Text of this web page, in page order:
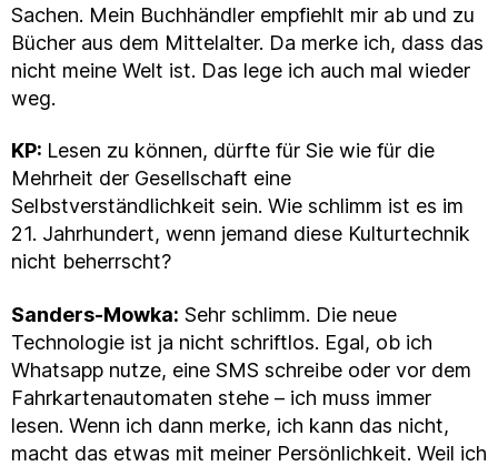
Sachen. Mein Buchhändler empfiehlt mir ab und zu
Bücher aus dem Mittelalter. Da merke ich, dass das
nicht meine Welt ist. Das lege ich auch mal wieder
weg.
KP: Lesen zu können, dürfte für Sie wie für die
Mehrheit der Gesellschaft eine
Selbstverständlichkeit sein. Wie schlimm ist es im
21. Jahrhundert, wenn jemand diese Kulturtechnik
nicht beherrscht?
Sanders-Mowka: Sehr schlimm. Die neue
Technologie ist ja nicht schriftlos. Egal, ob ich
Whatsapp nutze, eine SMS schreibe oder vor dem
Fahrkartenautomaten stehe – ich muss immer
lesen. Wenn ich dann merke, ich kann das nicht,
macht das etwas mit meiner Persönlichkeit. Weil ich